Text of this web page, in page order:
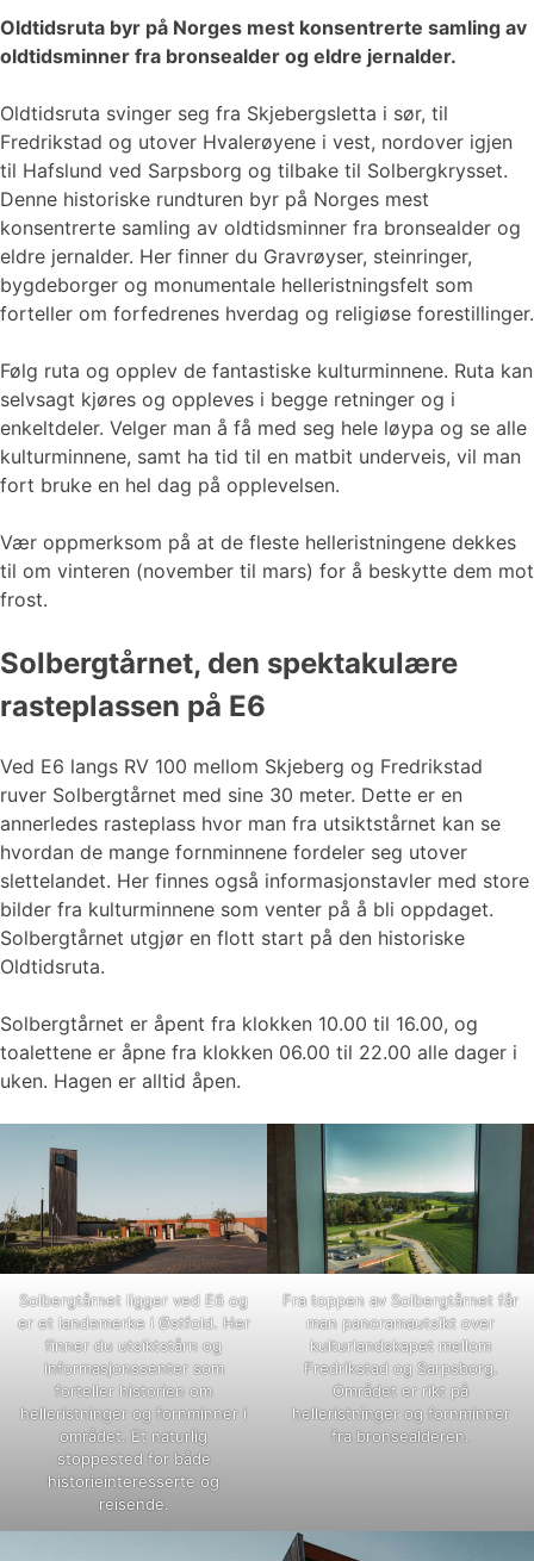
Oldtidsruta byr på Norges mest konsentrerte samling av
oldtidsminner fra bronsealder og eldre jernalder.
Oldtidsruta svinger seg fra Skjebergsletta i sør, til
Fredrikstad og utover Hvalerøyene i vest, nordover igjen
til Hafslund ved Sarpsborg og tilbake til Solbergkrysset.
Denne historiske rundturen byr på Norges mest
konsentrerte samling av oldtidsminner fra bronsealder og
eldre jernalder. Her finner du Gravrøyser, steinringer,
bygdeborger og monumentale helleristningsfelt som
forteller om forfedrenes hverdag og religiøse forestillinger.
Følg ruta og opplev de fantastiske kulturminnene. Ruta kan
selvsagt kjøres og oppleves i begge retninger og i
enkeltdeler. Velger man å få med seg hele løypa og se alle
kulturminnene, samt ha tid til en matbit underveis, vil man
fort bruke en hel dag på opplevelsen.
Vær oppmerksom på at de fleste helleristningene dekkes
til om vinteren (november til mars) for å beskytte dem mot
frost.
Solbergtårnet, den spektakulære
rasteplassen på E6
Ved E6 langs RV 100 mellom Skjeberg og Fredrikstad
ruver Solbergtårnet med sine 30 meter. Dette er en
annerledes rasteplass hvor man fra utsiktstårnet kan se
hvordan de mange fornminnene fordeler seg utover
slettelandet. Her finnes også informasjonstavler med store
bilder fra kulturminnene som venter på å bli oppdaget.
Solbergtårnet utgjør en flott start på den historiske
Oldtidsruta.
Solbergtårnet er åpent fra klokken 10.00 til 16.00, og
toalettene er åpne fra klokken 06.00 til 22.00 alle dager i
uken. Hagen er alltid åpen.
Solbergtårnet ligger ved E6 og
er et landemerke i Østfold. Her
finner du utsiktstårn og
informasjonssenter som
forteller historien om
helleristninger og fornminner i
området. Et naturlig
stoppested for både
historieinteresserte og
reisende.
Fra toppen av Solbergtårnet får
man panoramautsikt over
kulturlandskapet mellom
Fredrikstad og Sarpsborg.
Området er rikt på
helleristninger og fornminner
fra bronsealderen.